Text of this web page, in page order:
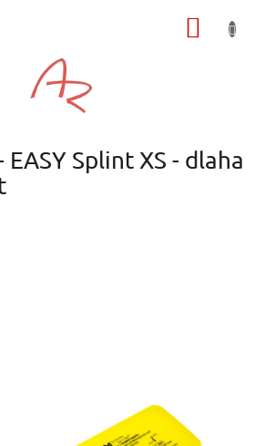
Splint XS - dlaha